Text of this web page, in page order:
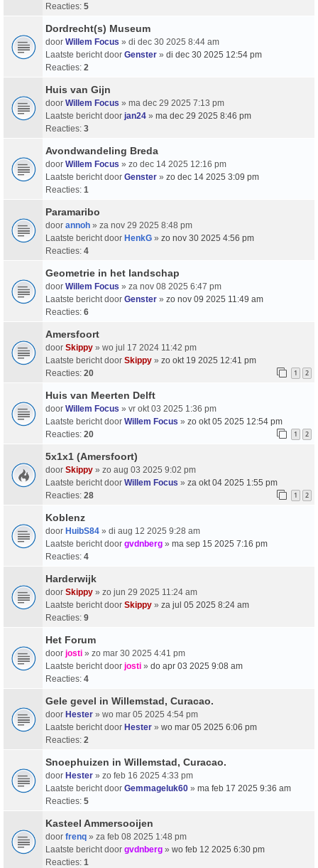
Reacties: 5
Dordrecht(s) Museum
door Willem Focus » di dec 30 2025 8:44 am
Laatste bericht door Genster » di dec 30 2025 12:54 pm
Reacties: 2
Huis van Gijn
door Willem Focus » ma dec 29 2025 7:13 pm
Laatste bericht door jan24 » ma dec 29 2025 8:46 pm
Reacties: 3
Avondwandeling Breda
door Willem Focus » zo dec 14 2025 12:16 pm
Laatste bericht door Genster » zo dec 14 2025 3:09 pm
Reacties: 1
Paramaribo
door annoh » za nov 29 2025 8:48 pm
Laatste bericht door HenkG » zo nov 30 2025 4:56 pm
Reacties: 4
Geometrie in het landschap
door Willem Focus » za nov 08 2025 6:47 pm
Laatste bericht door Genster » zo nov 09 2025 11:49 am
Reacties: 6
Amersfoort
door Skippy » wo jul 17 2024 11:42 pm
Laatste bericht door Skippy » zo okt 19 2025 12:41 pm
Reacties: 20 1 2
Huis van Meerten Delft
door Willem Focus » vr okt 03 2025 1:36 pm
Laatste bericht door Willem Focus » zo okt 05 2025 12:54 pm
Reacties: 20 1 2
5x1x1 (Amersfoort)
door Skippy » zo aug 03 2025 9:02 pm
Laatste bericht door Willem Focus » za okt 04 2025 1:55 pm
Reacties: 28 1 2
Koblenz
door HuibS84 » di aug 12 2025 9:28 am
Laatste bericht door gvdnberg » ma sep 15 2025 7:16 pm
Reacties: 4
Harderwijk
door Skippy » zo jun 29 2025 11:24 am
Laatste bericht door Skippy » za jul 05 2025 8:24 am
Reacties: 9
Het Forum
door josti » zo mar 30 2025 4:41 pm
Laatste bericht door josti » do apr 03 2025 9:08 am
Reacties: 4
Gele gevel in Willemstad, Curacao.
door Hester » wo mar 05 2025 4:54 pm
Laatste bericht door Hester » wo mar 05 2025 6:06 pm
Reacties: 2
Snoephuizen in Willemstad, Curacao.
door Hester » zo feb 16 2025 4:33 pm
Laatste bericht door Gemmageluk60 » ma feb 17 2025 9:36 am
Reacties: 5
Kasteel Ammersooijen
door frenq » za feb 08 2025 1:48 pm
Laatste bericht door gvdnberg » wo feb 12 2025 6:30 pm
Reacties: 1